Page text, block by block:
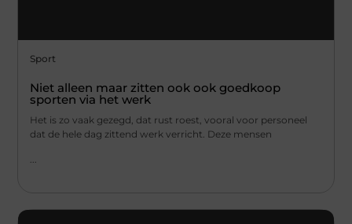
Sport
Niet alleen maar zitten ook ook goedkoop
sporten via het werk
Het is zo vaak gezegd, dat rust roest, vooral voor personeel
dat de hele dag zittend werk verricht. Deze mensen